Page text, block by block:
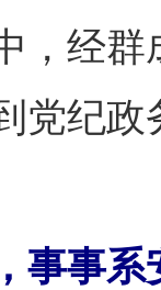
，经
党纪
事系